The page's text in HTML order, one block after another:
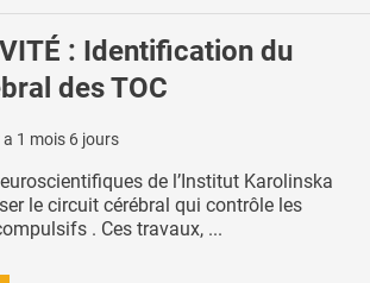
: Identification du
des TOC
a 1 mois 6 jours
de l’Institut Karolinska
le circuit cérébral qui contrôle les
. Ces travaux, ...